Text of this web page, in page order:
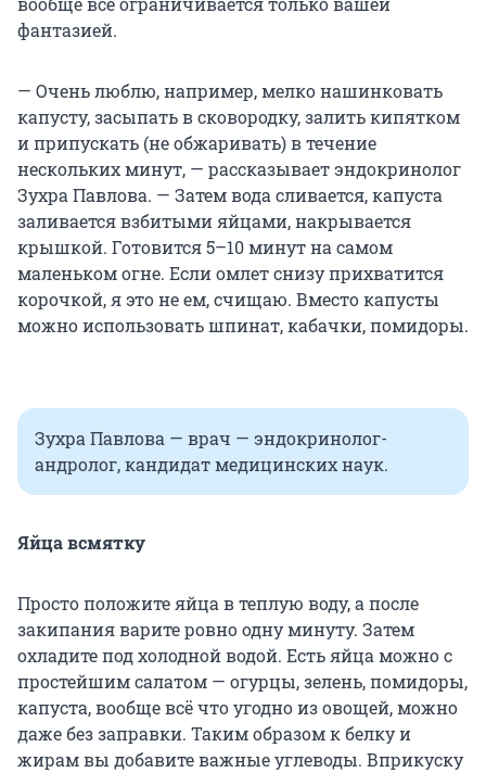
фантазией.
— Очень люблю, например, мелко нашинковать
капусту, засыпать в сковородку, залить кипятком
и припускать (не обжаривать) в течение
нескольких минут, — рассказывает эндокринолог
Зухра Павлова. — Затем вода сливается, капуста
заливается взбитыми яйцами, накрывается
крышкой. Готовится 5–10 минут на самом
маленьком огне. Если омлет снизу прихватится
корочкой, я это не ем, счищаю. Вместо капусты
можно использовать шпинат, кабачки, помидоры.
Зухра Павлова — врач — эндокринолог-
андролог, кандидат медицинских наук.
Яйца всмятку
Просто положите яйца в теплую воду, а после
закипания варите ровно одну минуту. Затем
охладите под холодной водой. Есть яйца можно с
простейшим салатом — огурцы, зелень, помидоры,
капуста, вообще всё что угодно из овощей, можно
даже без заправки. Таким образом к белку и
жирам вы добавите важные углеводы. Вприкуску